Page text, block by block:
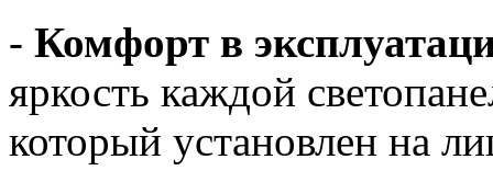
- Комфорт в
яркость каждой
который установлен на